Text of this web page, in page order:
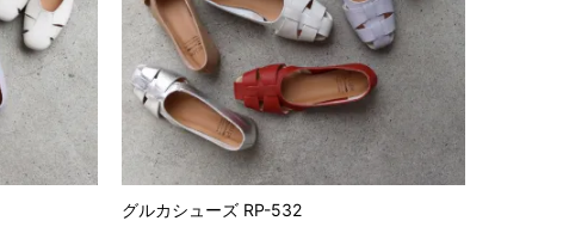
グルカシューズ RP-532